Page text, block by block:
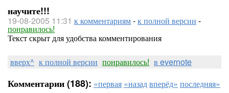
научите!!!
19-08-2005 11:31 к комментариям-к полной версии -
понравилось!
Текст скрыт для удобства комментирования
вверх^ к полной версии понравилось! в evernote
Комментарии (188): «первая «назадвперёд» последняя»